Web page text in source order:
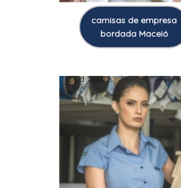
camisas de empresa
bordada Maceió
Cod.:26572